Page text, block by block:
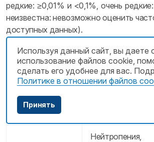
редкие: ≥0,01% и <0,1%, очень
неизвестна: невозможно оценить
доступных данных).
Нарушения со стороны крови и
системы
Нечастые
Используя данный сайт, вы даете
использование файлов cookie,
сделать его удобнее для вас.
Политике в отношении файлов
Принять